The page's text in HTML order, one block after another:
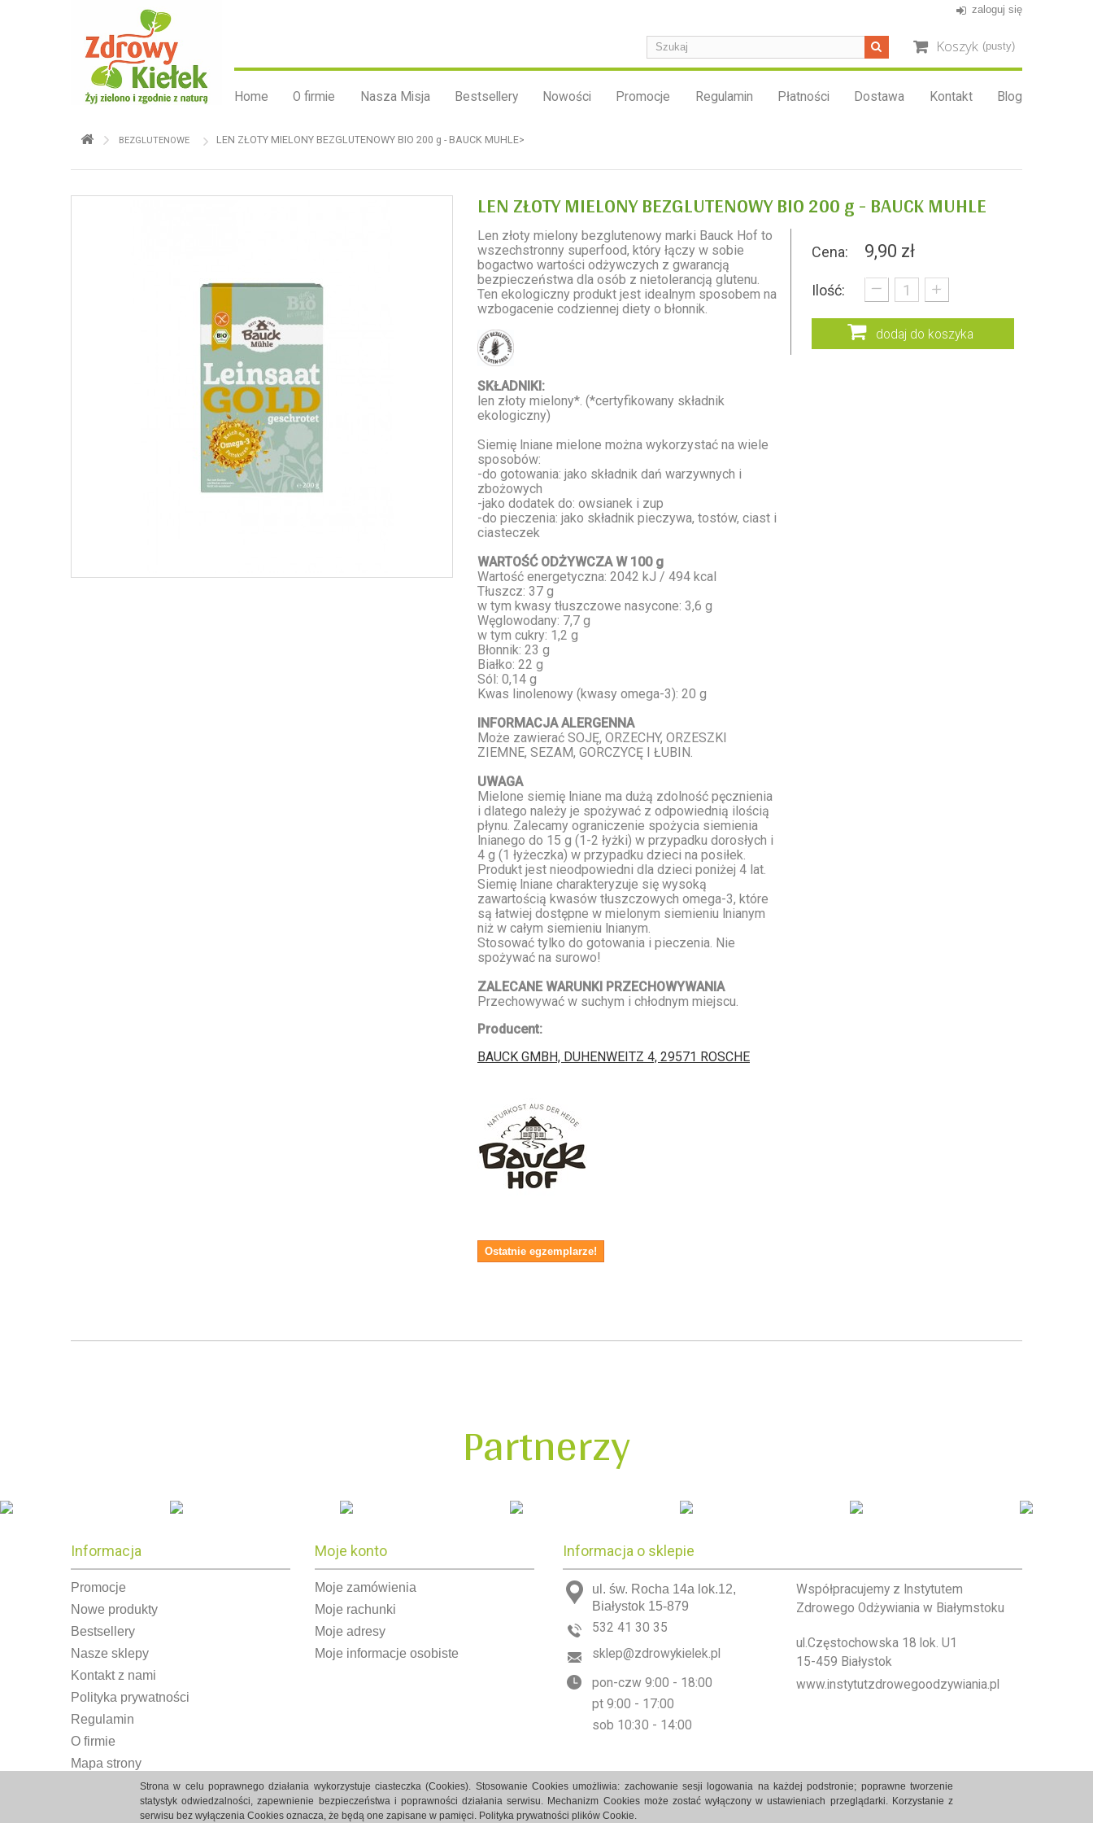
Strona w celu poprawnego działania wykorzystuje ciasteczka (Cookies). Stosowanie Cookies umożliwia: zachowanie sesji logowania na każdej podstronie; poprawne tworzenie
statystyk odwiedzalności, zapewnienie bezpieczeństwa i poprawności działania serwisu. Mechanizm Cookies może zostać wyłączony w ustawieniach przeglądarki. Korzystanie z
serwisu bez wyłączenia Cookies oznacza, że będą one zapisane w pamięci. Polityka prywatności plików Cookie.
zaloguj się
Koszyk (pusty)
Home O firmie Nasza Misja Bestsellery Nowości Promocje Regulamin Płatności Dostawa Kontakt Blog
BEZGLUTENOWE LEN ZŁOTY MIELONY BEZGLUTENOWY BIO 200 g - BAUCK MUHLE>
LEN ZŁOTY MIELONY BEZGLUTENOWY BIO 200 g - BAUCK MUHLE
Len złoty mielony bezglutenowy marki Bauck Hof to
wszechstronny superfood, który łączy w sobie
bogactwo wartości odżywczych z gwarancją
bezpieczeństwa dla osób z nietolerancją glutenu.
Ten ekologiczny produkt jest idealnym sposobem na
wzbogacenie codziennej diety o błonnik.
SKŁADNIKI:
len złoty mielony*. (*certyfikowany składnik
ekologiczny)
Siemię lniane mielone można wykorzystać na wiele
sposobów:
-do gotowania: jako składnik dań warzywnych i
zbożowych
-jako dodatek do: owsianek i zup
-do pieczenia: jako składnik pieczywa, tostów, ciast i
ciasteczek
WARTOŚĆ ODŻYWCZA W 100 g
Wartość energetyczna: 2042 kJ / 494 kcal
Tłuszcz: 37 g
w tym kwasy tłuszczowe nasycone: 3,6 g
Węglowodany: 7,7 g
w tym cukry: 1,2 g
Błonnik: 23 g
Białko: 22 g
Sól: 0,14 g
Kwas linolenowy (kwasy omega-3): 20 g
INFORMACJA ALERGENNA
Może zawierać SOJĘ, ORZECHY, ORZESZKI
ZIEMNE, SEZAM, GORCZYCĘ I ŁUBIN.
UWAGA
Mielone siemię lniane ma dużą zdolność pęcznienia
i dlatego należy je spożywać z odpowiednią ilością
płynu. Zalecamy ograniczenie spożycia siemienia
lnianego do 15 g (1-2 łyżki) w przypadku dorosłych i
4 g (1 łyżeczka) w przypadku dzieci na posiłek.
Produkt jest nieodpowiedni dla dzieci poniżej 4 lat.
Siemię lniane charakteryzuje się wysoką
zawartością kwasów tłuszczowych omega-3, które
są łatwiej dostępne w mielonym siemieniu lnianym
niż w całym siemieniu lnianym.
Stosować tylko do gotowania i pieczenia. Nie
spożywać na surowo!
ZALECANE WARUNKI PRZECHOWYWANIA
Przechowywać w suchym i chłodnym miejscu.
Producent:
BAUCK GMBH, DUHENWEITZ 4, 29571 ROSCHE
Ostatnie egzemplarze!
Cena: 9,90 zł
Ilość:
_ +
dodaj do koszyka
Partnerzy
Informacja
Promocje
Nowe produkty
Bestsellery
Nasze sklepy
Kontakt z nami
Polityka prywatności
Regulamin
O firmie
Mapa strony
Moje konto
Moje zamówienia
Moje rachunki
Moje adresy
Moje informacje osobiste
Informacja o sklepie
ul. św. Rocha 14a lok.12,
Białystok 15-879
532 41 30 35
sklep@zdrowykielek.pl
pon-czw 9:00 - 18:00
pt 9:00 - 17:00
sob 10:30 - 14:00
Współpracujemy z Instytutem
Zdrowego Odżywiania w Białymstoku
ul.Częstochowska 18 lok. U1
15-459 Białystok
www.instytutzdrowegoodzywiania.pl